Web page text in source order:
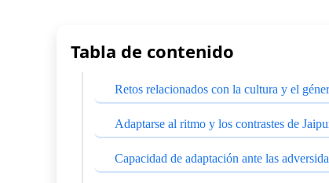
Tabla de contenido
Retos relacionados con la cultura y el
Adaptarse al ritmo y los contrastes de
Capacidad de adaptación ante las